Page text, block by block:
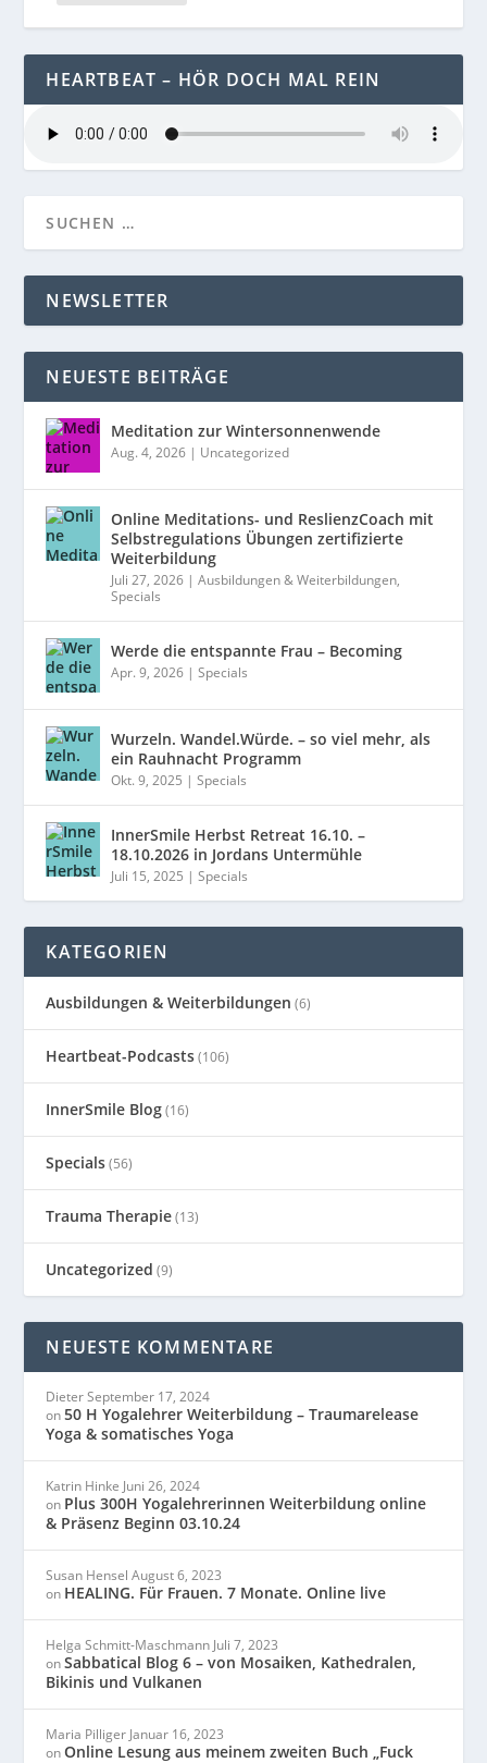
HEARTBEAT – HÖR DOCH MAL REIN
NEWSLETTER
NEUESTE BEITRÄGE
Meditation zur Wintersonnenwende
Aug. 4, 2026 | Uncategorized
Online Meditations- und ReslienzCoach mit
Selbstregulations Übungen zertifizierte
Weiterbildung
Juli 27, 2026 |Ausbildungen & Weiterbildungen,
Specials
Werde die entspannte Frau – Becoming
Apr. 9, 2026 |Specials
Wurzeln. Wandel.Würde. – so viel mehr, als
ein Rauhnacht Programm
Okt. 9, 2025 |Specials
InnerSmile Herbst Retreat 16.10. –
18.10.2026 in Jordans Untermühle
Juli 15, 2025 |Specials
KATEGORIEN
Ausbildungen & Weiterbildungen (6)
Heartbeat-Podcasts(106)
InnerSmile Blog(16)
Specials(56)
Trauma Therapie(13)
Uncategorized (9)
NEUESTE KOMMENTARE
Dieter September 17, 2024
on50 H Yogalehrer Weiterbildung – Traumarelease
Yoga & somatisches Yoga
Katrin Hinke Juni 26, 2024
on Plus 300H Yogalehrerinnen Weiterbildung online
& Präsenz Beginn 03.10.24
Susan Hensel August 6, 2023
on HEALING. Für Frauen. 7 Monate. Online live
Helga Schmitt-Maschmann Juli 7, 2023
onSabbatical Blog 6 – von Mosaiken, Kathedralen,
Bikinis und Vulkanen
Maria Pilliger Januar 16, 2023
onOnline Lesung aus meinem zweiten Buch „Fuck